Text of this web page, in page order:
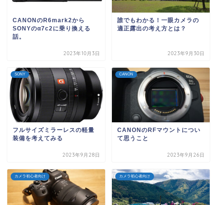
CANONのR6mark2から
SONYのα7c2に乗り換える
話。
2023年10月3日
誰でもわかる！一眼カメラの
適正露出の考え方とは？
2023年9月30日
SONY
フルサイズミラーレスの軽量
装備を考えてみる
2023年9月28日
CANON
CANONのRFマウントについ
て思うこと
2023年9月26日
カメラ初心者向け カメラ初心者向け